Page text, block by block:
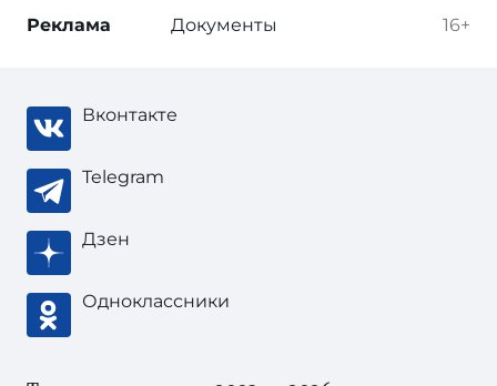
16+
Реклама Документы
Вконтакте
Telegram
Дзен
Одноклассники